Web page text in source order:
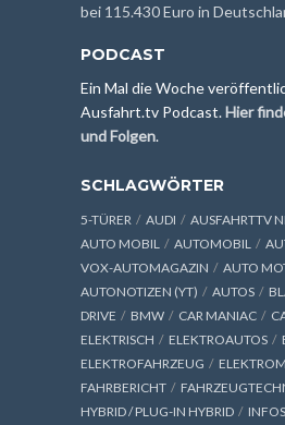
bei 115.430 Euro in
PODCAST
Ein Mal die Woche
Ausfahrt.tv Podcast.Hier
und Folgen.
SCHLAGWÖRTER
5-TÜRER AUDI AUSFAHRTTV
AUTO MOBIL
AUTOMOBIL
VOX-AUTOMAGAZIN
AUTO
AUTONOTIZEN (YT)
AUTOS
DRIVE
BMW CAR MANIAC
ELEKTRISCH
ELEKTROAUTOS
ELEKTROFAHRZEUG
FAHRBERICHT
HYBRID / PLUG-IN HYBRID
INFOS